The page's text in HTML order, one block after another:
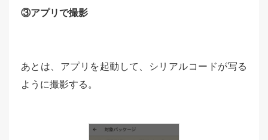
③アプリで撮影
あとは、アプリを起動して、シリアルコードが写る
ように撮影する。